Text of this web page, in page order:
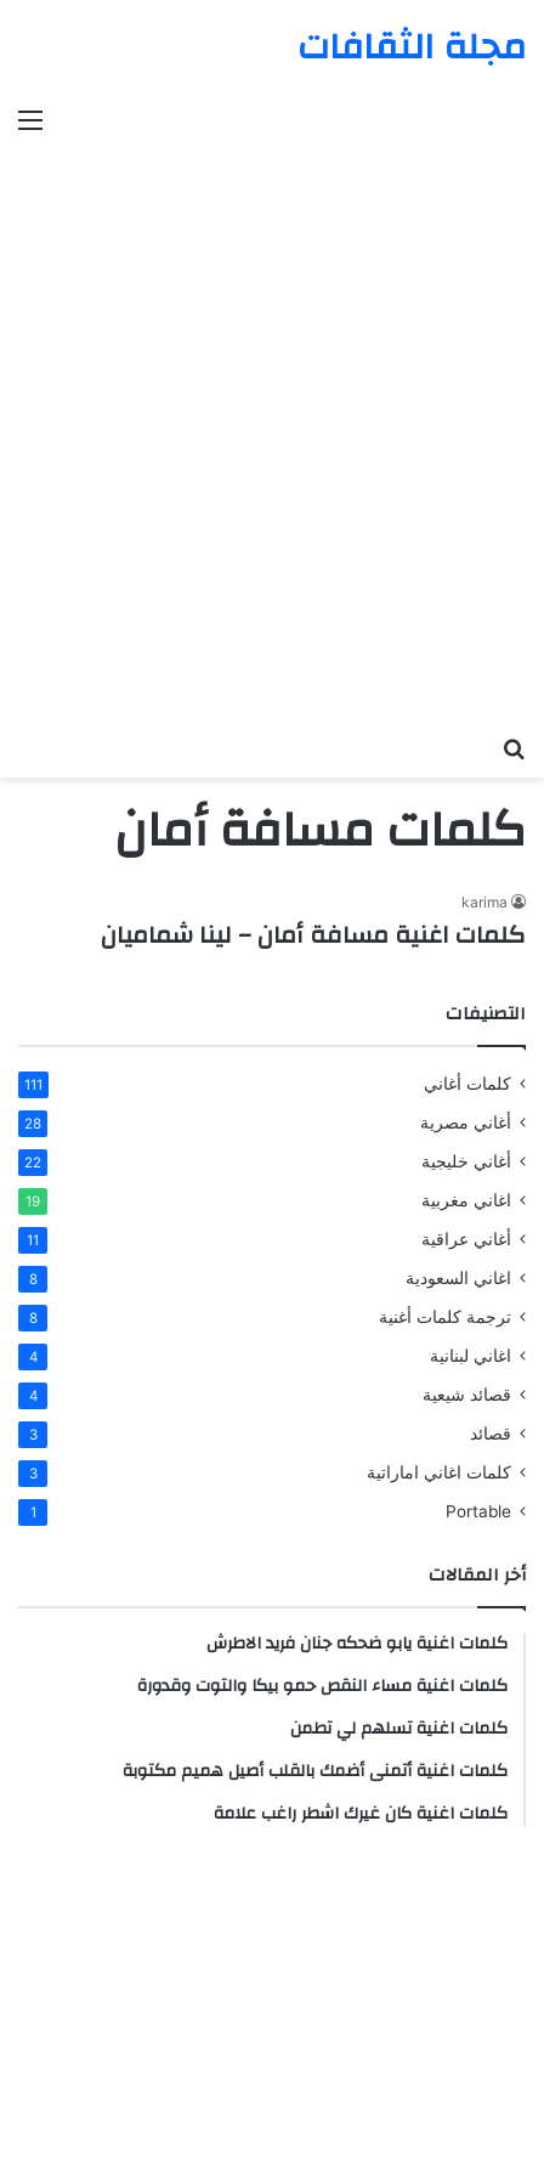
مجلة الثقافات
كلمات مسافة أمان
karima
كلمات اغنية مسافة أمان – لينا شماميان
التصنيفات
كلمات أغاني 111
أغاني مصرية 28
أغاني خليجية 22
اغاني مغربية 19
أغاني عراقية 11
اغاني السعودية 8
ترجمة كلمات أغنية 8
اغاني لبنانية 4
قصائد شيعية 4
قصائد 3
كلمات اغاني اماراتية 3
Portable
1
أخر المقالات
كلمات اغنية يابو ضحكه جنان فريد الاطرش
كلمات اغنية مساء النقص حمو بيكا والتوت وقدورة
كلمات اغنية تسلهم لي تطمن
كلمات اغنية أتمنى أضمك بالقلب أصيل هميم مكتوبة
كلمات اغنية كان غيرك اشطر راغب علامة